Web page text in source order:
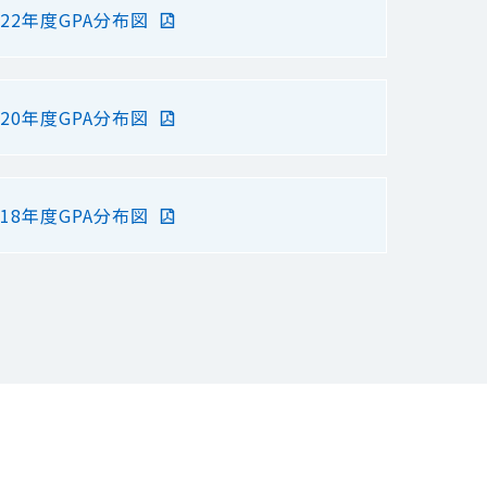
年度GPA分布図
年度GPA分布図
年度GPA分布図